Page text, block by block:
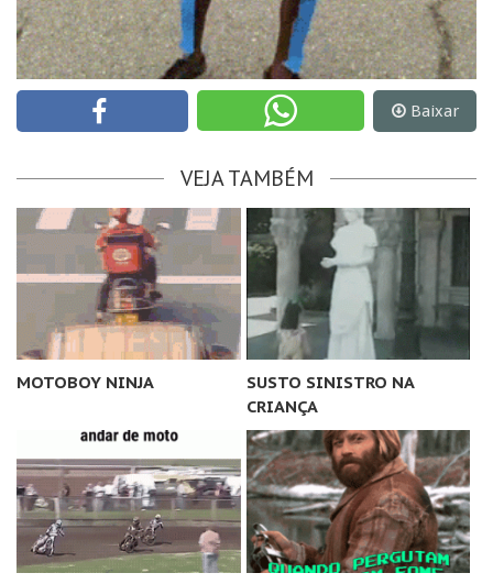
Baixar
VEJA TAMBÉM
MOTOBOY NINJA
SUSTO SINISTRO NA
CRIANÇA